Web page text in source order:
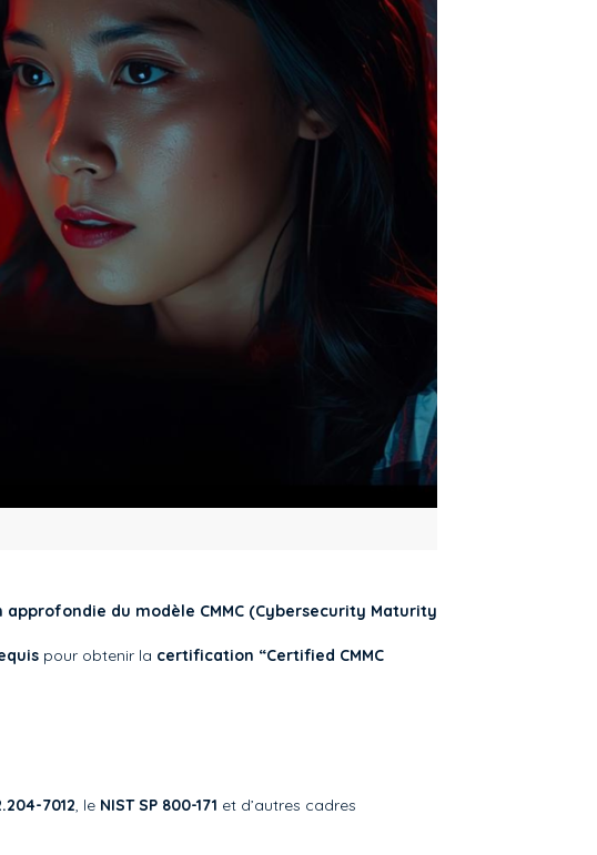
approfondie du modèle CMMC (Cybersecurity Maturity
pour obtenir la certification “Certified CMMC
7012, le NIST SP 800-171 et d’autres cadres